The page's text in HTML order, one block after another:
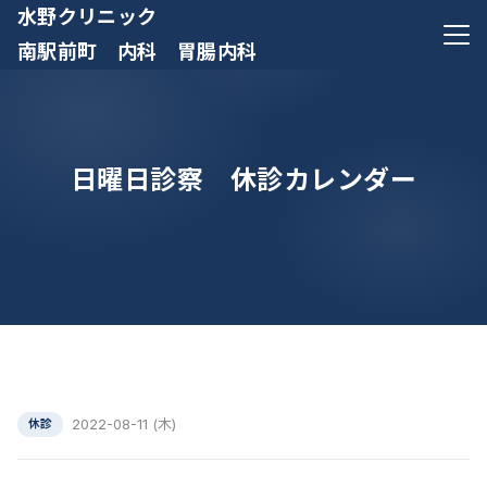
水野クリニック
南駅前町 内科 胃腸内科
メニ
日曜日診察 休診カレンダー
休診 2022-08-11 (木)